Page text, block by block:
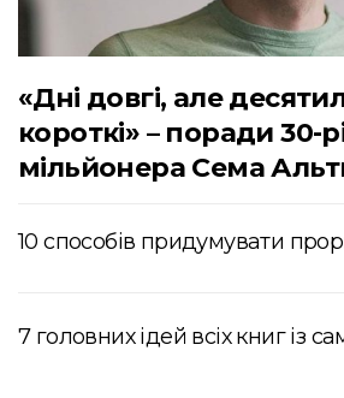
«Дні довгі, але
короткі» – поради 30-
мільйонера Сема
10 способів придумувати
7 головних ідей всіх книг із